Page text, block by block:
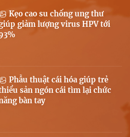
Kẹo cao su chống ung thư
giảm lượng virus HPV tới
Phẫu thuật cái hóa giúp trẻ
sản ngón cái tìm lại chức
bàn tay